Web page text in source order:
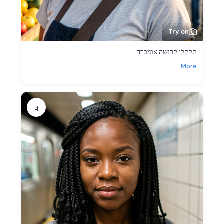
Try on
תלתלי קרושה אומברה
More
4